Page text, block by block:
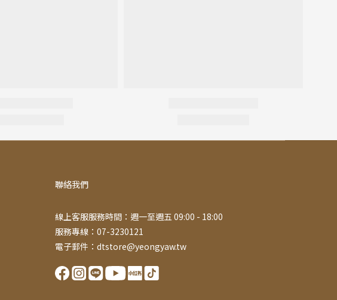
聯絡我們
線上客服服務時間：週一至週五 09:00 - 18:00
服務專線：07-3230121
電子郵件：dtstore@yeongyaw.tw